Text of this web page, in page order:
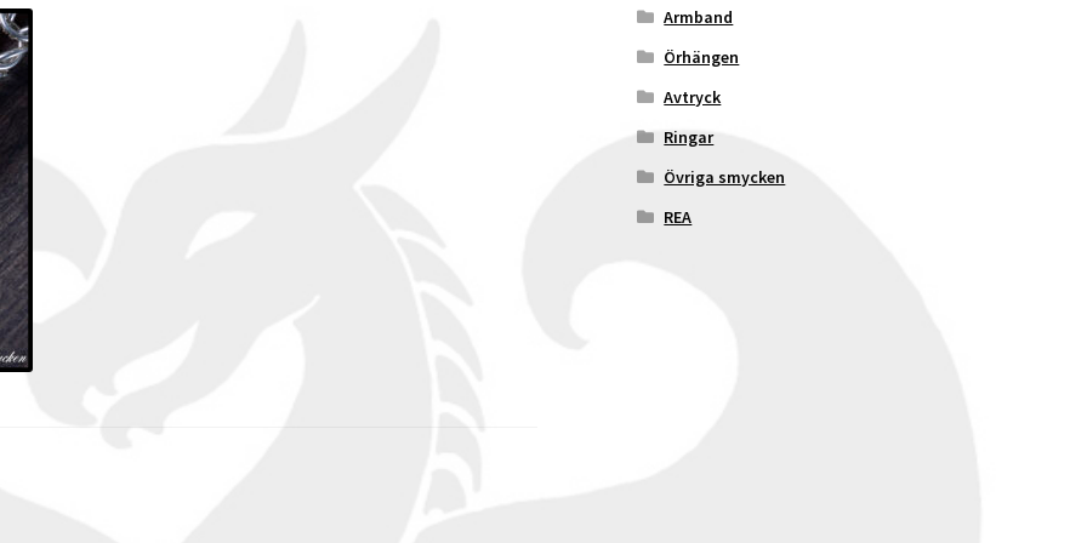
Armband
Örhängen
Avtryck
Ringar
Övriga smycken
REA